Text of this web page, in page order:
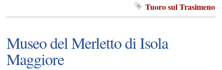
Tuoro sul Trasimeno
Museo del Merletto di Isola
Maggiore